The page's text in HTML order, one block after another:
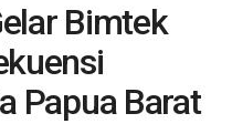
Bimtek
Papua Barat